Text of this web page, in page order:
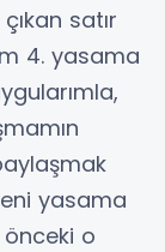
satır
4. yasama
yasama
önceki o